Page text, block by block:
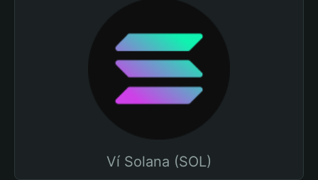
Ví Solana (SOL)